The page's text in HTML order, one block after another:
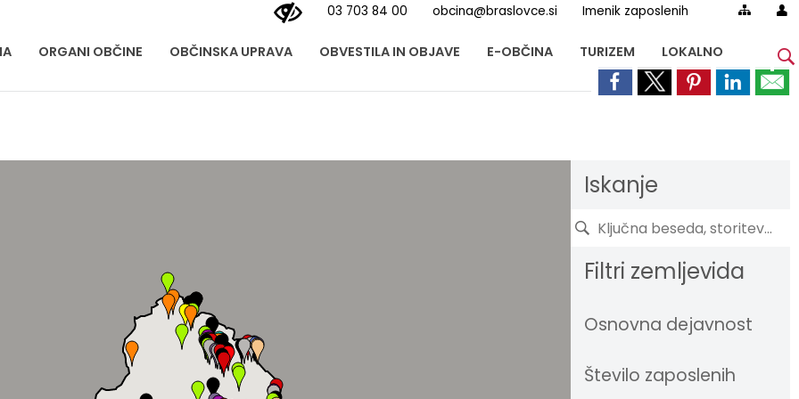
03 703 84 00 obcina@braslovce.si Imenik zaposlenih
ORGANI OBČINE OBČINSKA UPRAVA OBVESTILA IN OBJAVE E-OBČINA TURIZEM
LOKALNO
Iskanje
Filtri zemljevida
Osnovna dejavnost
Število zaposlenih